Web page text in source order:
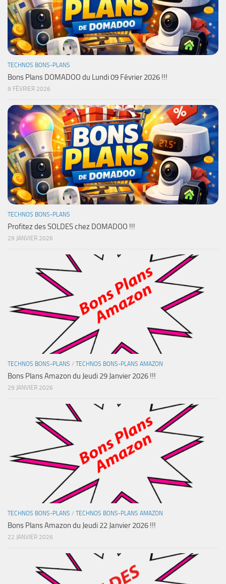
TECHNOS BONS-PLANS
Bons Plans DOMADOO du Lundi 09 Février 2026 !!!
9 FÉVRIER 2026
TECHNOS BONS-PLANS
Profitez des SOLDES chez DOMADOO !!!
29 JANVIER 2026
TECHNOS BONS-PLANS / TECHNOS BONS-PLANS AMAZON
Bons Plans Amazon du Jeudi 29 Janvier 2026 !!!
29 JANVIER 2026
TECHNOS BONS-PLANS / TECHNOS BONS-PLANS AMAZON
Bons Plans Amazon du Jeudi 22 Janvier 2026 !!!
22 JANVIER 2026